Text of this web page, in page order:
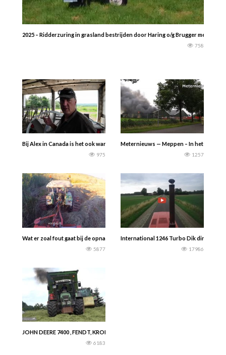
2025 – Ridderzuring in grasland bestrijden door Haring o/g Brugger met de
758
Bij Alex in Canada is het ook warm daarom ventilatoren in de stal. — Alex the
975
Meternieuws — Meppen – In het
1257
Wat er zoal fout gaat bij de opnames.
5877
International 1246 Turbo Dik ding !!!!
17986
JOHN DEERE 7400 , FENDT, KRONE etc aan het hakselen .
6183